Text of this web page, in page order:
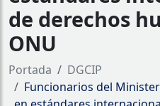
de derechos
ONU
Portada
DGCIP
Funcionarios del